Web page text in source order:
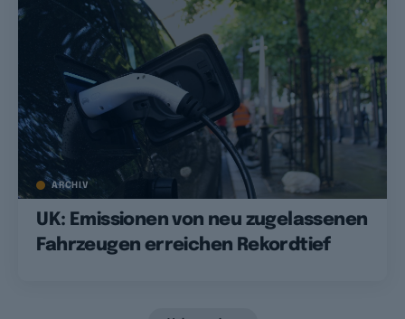
ARCHIV
UK: Emissionen von neu zugelassenen
Fahrzeugen erreichen Rekordtief